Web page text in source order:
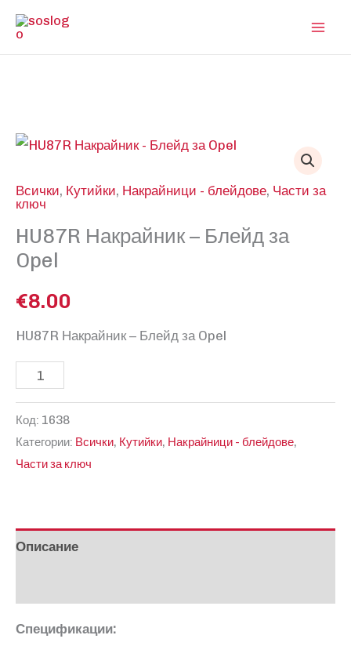
Skip
Всички, Кутийки, Накрайници - блейдове, Части за
ключ
HU87R Накрайник – Блейд за
Opel
€8.00
HU87R Накрайник – Блейд за Opel
количество
HU87R
Накрайник
-
Opel
Код: 1638
Категории: Всички, Кутийки, Накрайници - блейдове,
Части за ключ
Описание
Спецификации: